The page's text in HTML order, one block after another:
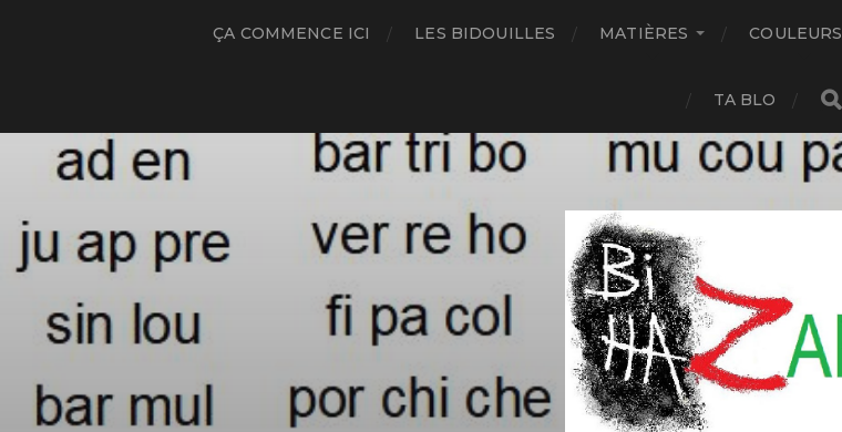
ÇA COMMENCE ICI LES BIDOUILLES MATIÈRES COULEURS
TA BLO